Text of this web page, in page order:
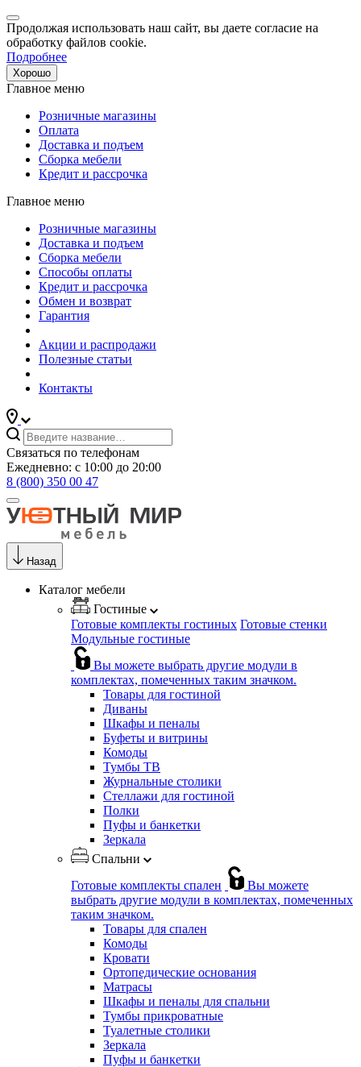
Продолжая использовать наш сайт, вы даете согласие на
обработку файлов cookie.
Подробнее
Хорошо
Главное меню
Розничные магазины
Оплата
Доставка и подъем
Сборка мебели
Кредит и рассрочка
Главное меню
Розничные магазины
Доставка и подъем
Сборка мебели
Способы оплаты
Кредит и рассрочка
Обмен и возврат
Гарантия
Акции и распродажи
Полезные статьи
Контакты
Связаться по телефонам
Ежедневно: с 10:00 до 20:00
8 (800) 350 00 47
Назад
Каталог мебели
Гостиные
Готовые комплекты гостиных Готовые стенки
Модульные гостиные
Вы можете выбрать другие модули в
комплектах, помеченных таким значком.
Товары для гостиной
Диваны
Шкафы и пеналы
Буфеты и витрины
Комоды
Тумбы ТВ
Журнальные столики
Стеллажи для гостиной
Полки
Пуфы и банкетки
Зеркала
Спальни
Готовые комплекты спален
Вы можете
выбрать другие модули в комплектах, помеченных
таким значком.
Товары для спален
Комоды
Кровати
Ортопедические основания
Матрасы
Шкафы и пеналы для спальни
Тумбы прикроватные
Туалетные столики
Зеркала
Пуфы и банкетки